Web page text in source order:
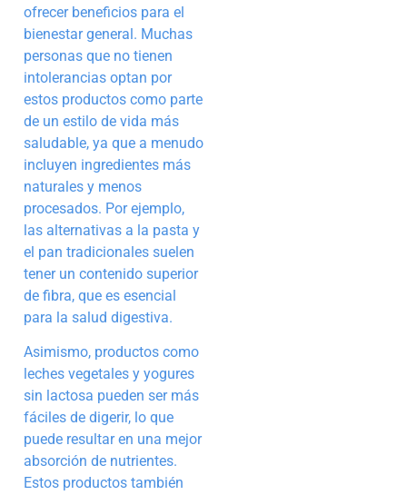
ofrecer beneficios para el
bienestar general. Muchas
personas que no tienen
intolerancias optan por
estos productos como parte
de un estilo de vida más
saludable, ya que a menudo
incluyen ingredientes más
naturales y menos
procesados. Por ejemplo,
las alternativas a la pasta y
el pan tradicionales suelen
tener un contenido superior
de fibra, que es esencial
para la salud digestiva.
Asimismo, productos como
leches vegetales y yogures
sin lactosa pueden ser más
fáciles de digerir, lo que
puede resultar en una mejor
absorción de nutrientes.
Estos productos también